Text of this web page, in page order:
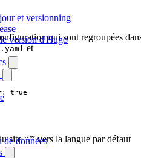
et versionning
version d'Hugo
de données
qui sont regroupées
et
true
site “/” vers la langue par défaut